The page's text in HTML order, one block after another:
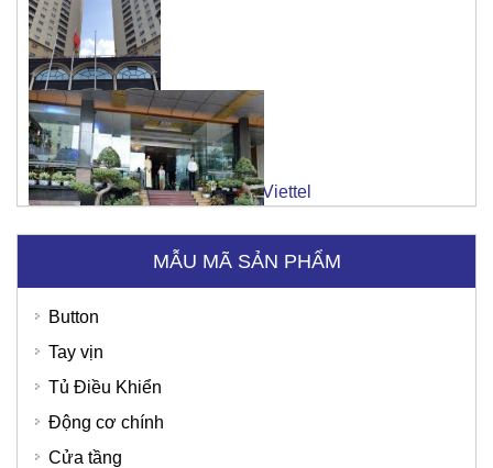
MẪU MÃ SẢN PHẨM
Button
Tay vịn
Tủ Điều Khiển
Động cơ chính
Cửa tầng